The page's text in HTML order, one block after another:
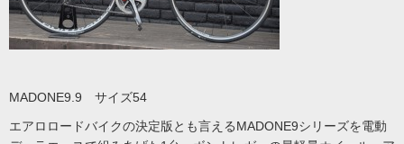
MADONE9.9 サイズ54
エアロロードバイクの決定版とも言えるMADONE9シリーズを電動